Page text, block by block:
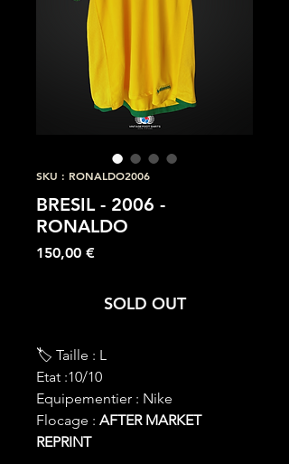
SKU : RONALDO2006
BRESIL - 2006 -
RONALDO
150,00 €Prix
SOLD OUT
🏷 Taille : L
Etat :10/10
Equipementier : Nike
Flocage : AFTER MARKET
REPRINT